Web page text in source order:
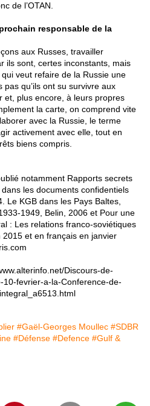
de l’OTAN.
responsable de la
aux Russes, travailler
ils sont, certes inconstants, mais
veut refaire de la Russie une
pas qu’ils ont su survivre aux
et, plus encore, à leurs propres
la carte, on comprend vite
avec la Russie, le terme
activement avec elle, tout en
biens compris.
notamment Rapports secrets
les documents confidentiels
Le KGB dans les Pays Baltes,
1949, Belin, 2006 et Pour une
: Les relations franco-soviétiques
et en français en janvier
Discours-de-
fevrier-a-la-Conference-de-
#Gaël-Georges Moullec #SDBR
#Défense #Defence #Gulf &